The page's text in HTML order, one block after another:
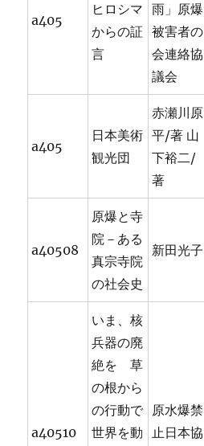
a405
ヒロシマ
からの証
言
雨」原爆
被害者の
会連絡協
議会
a405
日本美術
観光団
赤瀬川原
平/著 山
下裕二/
著
a40508
原爆と寺
院－ある
真宗寺院
の社会史
新田光子
a40510
いま、核
兵器の廃
絶を 草
の根から
の行動で
世界を動
原水爆禁
止日本協